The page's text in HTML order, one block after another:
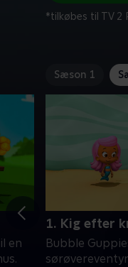
*tilkøbes til TV 2
Sæson 1
en
1. Kig efter
Bubble